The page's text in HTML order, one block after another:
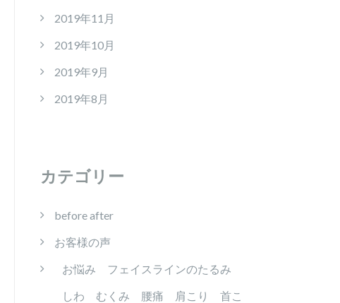
2019年11月
2019年10月
2019年9月
2019年8月
カテゴリー
before after
お客様の声
お悩み フェイスラインのたるみ
しわ むくみ 腰痛 肩こり 首こ